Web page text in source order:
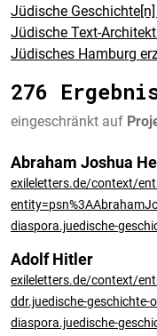
Jüdische
Jüdische Text-
Jüdisches Hamburg
276
eingeschränkt auf
Abraham Joshua
exileletters.de/context/
diaspora.juedische-
Adolf Hitler
exileletters.de/context/
ddr.juedische-
diaspora.juedische-